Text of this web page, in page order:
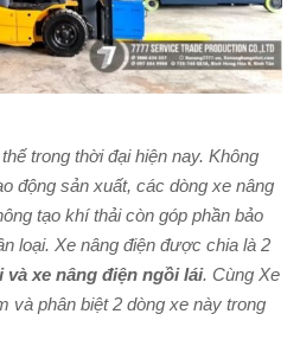
trong thời đại hiện nay. Không
động sản xuất, các dòng xe nâng
tạo khí thải còn góp phần bảo
loại. Xe nâng điện được chia là 2
xe nâng điện ngồi lái. Cùng Xe
và phân biệt 2 dòng xe này trong